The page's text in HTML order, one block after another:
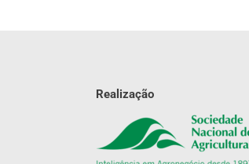
Realização